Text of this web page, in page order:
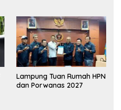
Lampung Tuan Rumah HPN
dan Porwanas 2027